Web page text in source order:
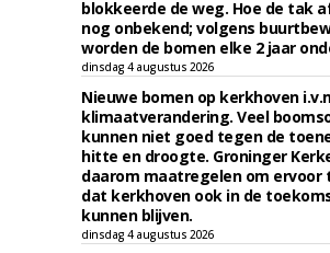
blokkeerde de weg. Hoe de tak
nog onbekend; volgens
worden de bomen elke 2 jaar
dinsdag 4 augustus 2026
Nieuwe bomen op kerkhoven
klimaatverandering. Veel
kunnen niet goed tegen de
hitte en droogte. Groninger
daarom maatregelen om ervoor
dat kerkhoven ook in de
kunnen blijven.
dinsdag 4 augustus 2026